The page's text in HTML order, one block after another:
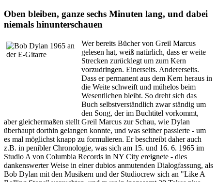
Oben bleiben, ganze sechs Minuten lang, und dabei
niemals hinunterschauen
Wer bereits Bücher von Greil Marcus
gelesen hat, weiß natürlich, dass er weite
Strecken zurücklegt um zum Kern
vorzudringen. Einerseits. Andererseits.
Dass er permanent aus dem Kern heraus in
die Weite schweift und mühelos beim
Wesentlichen bleibt. So dreht sich das
Buch selbstverständlich zwar ständig um
den Song, der im Buchtitel vorkommt,
aber gleichermaßen stellt Greil Marcus zur Schau, wie Dylan
überhaupt dorthin gelangen konnte, und was seither passierte - um
es mal möglichst knapp zu formulieren. Er beschreibt daher auch
z.B. in penibler Chronologie, was sich am 15. und 16. 6. 1965 im
Studio A von Columbia Records in NY City ereignete - dies
dankenswerter Weise in einer dubios anmutenden Dialogfassung, als
Bob Dylan mit den Musikern und der Studiocrew sich an "Like A